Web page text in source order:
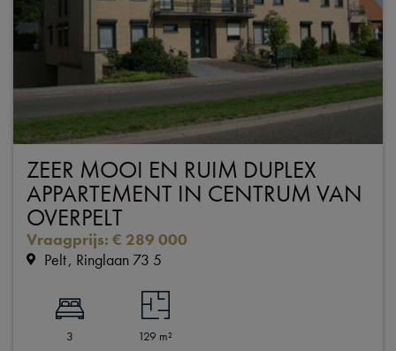
ZEER MOOI EN RUIM DUPLEX
APPARTEMENT IN CENTRUM VAN
OVERPELT
Vraagprijs: € 289 000
Pelt Ringlaan 73 5
3 129 m²